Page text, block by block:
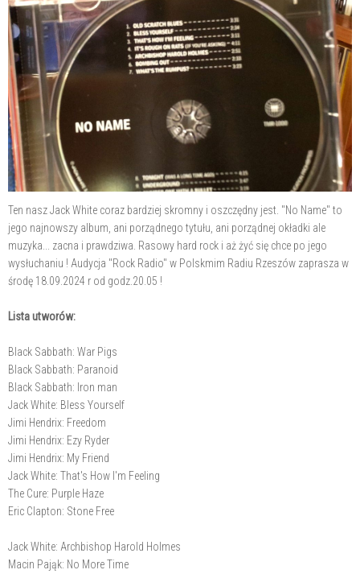
Ten nasz Jack White coraz bardziej skromny i oszczędny jest. "No Name" to
jego najnowszy album, ani porządnego tytułu, ani porządnej okładki ale
muzyka... zacna i prawdziwa. Rasowy hard rock i aż żyć się chce po jego
wysłuchaniu ! Audycja "Rock Radio" w Polskmim Radiu Rzeszów zaprasza w
środę 18.09.2024 r od godz.20.05 !
Lista utworów:
Black Sabbath: War Pigs
Black Sabbath: Paranoid
Black Sabbath: Iron man
Jack White: Bless Yourself
Jimi Hendrix: Freedom
Jimi Hendrix: Ezy Ryder
Jimi Hendrix: My Friend
Jack White: That's How I'm Feeling
The Cure: Purple Haze
Eric Clapton: Stone Free
Jack White: Archbishop Harold Holmes
Macin Pająk: No More Time